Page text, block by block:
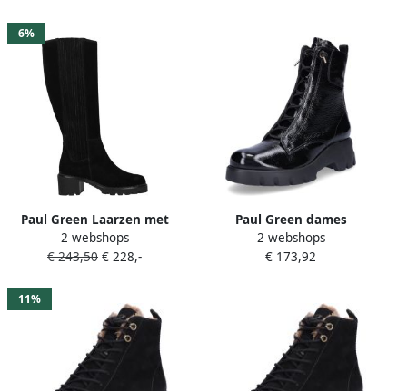
6%
Paul Green Laarzen met
hakken Laarzen
2 webshops
€ 243,50 € 228,-
Paul Green dames
enkellaarsjes zwart lakleer
2 webshops
€ 173,92
11%